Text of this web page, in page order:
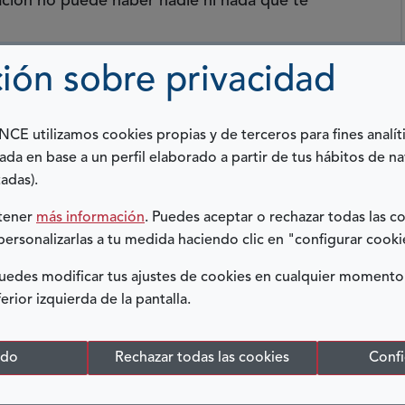
sobre privacidad
utilizamos cookies propias y de terceros para fines
en base a un perfil elaborado a partir de tus hábitos de
más información. Puedes aceptar o rechazar todas las
a tu medida haciendo clic en "configurar
modificar tus ajustes de cookies en cualquier
izquierda de la pantalla.
Rechazar todas las cookies
me di cuenta de quelo que de verdad
y formar parte del cuerpo docente
una tesis doctoral. El proceso fue a la
cierta dificultad. Por ello,
‘Oportunidad al Talento’ me motivó a
mis necesidades y los criterios de valoración
hecho cambió mi vida para mejor, a nivel